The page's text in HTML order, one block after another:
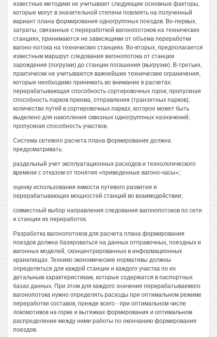
известные методики не учитывают следующие основные факторы,
которые могут в значительной степени повлиять на полученный
вариант плана формирования одногруппных поездов. Во-первых,
затраты, связанные с переработкой вагонопотоков на технических
станциях, принимаются не зависящими от объема переработки
вагоно-потока на технических станциях. Во-вторых, предполагается
известным маршрут следования вагонопотока от станции
зарождения (погрузки) до станции погашения (выгрузки). В-третьих,
практически не учитываются важнейшие технические ограничения,
которые необходимо принимать во внимание в расчетах:
перерабатывающая способность сортировочных горок; пропускная
способность парков приема, отправления (транзитных парков);
количество путей в сортировочных парках, которое может быть
выделено для накопления сквозных одногруппных назначений;
пропускная способность участков.
Система сетевого расчета плана формирования должна
предусматривать:
раздельный учет эксплуатационных расходов и технологического
времени с отказом от понятия «приведенные вагоно-часы»;
оценку использования емкости путевого развития и
перерабатывающих мощностей станций во взаимодействии;
совместный выбор направления следования вагонопотоков по сети
и станции их переработок.
Разработка вагонопотоков для расчета плана формирования
поездов должна базироваться на данных отправочных, поездных и
вагонных моделей, сконцентрированных в информационных
хранилищах. Технико-экономические нормативы должны
определяться для каждой станции и каждого участка по их
детальным характеристикам, которые содержатся в паспортных
базах данных. При этом для каждого значения перерабатываемого
вагонопотока нужно определять расходы при оптимальном режиме
переработки составов, прежде всего - при оптимальном числе
локомотивов на горке и вытяжках формирования и оптимальном
распределении между ними работы по окончанию формирования
поездов.